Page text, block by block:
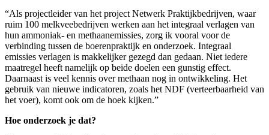
“Als projectleider van het project Netwerk Praktijkbedrijven, waar
ruim 100 melkveebedrijven werken aan het integraal verlagen van
hun ammoniak- en methaanemissies, zorg ik vooral voor de
verbinding tussen de boerenpraktijk en onderzoek. Integraal
emissies verlagen is makkelijker gezegd dan gedaan. Niet iedere
maatregel heeft namelijk op beide doelen een gunstig effect.
Daarnaast is veel kennis over methaan nog in ontwikkeling. Het
gebruik van nieuwe indicatoren, zoals het NDF (verteerbaarheid van
het voer), komt ook om de hoek kijken.”
Hoe onderzoek je dat?